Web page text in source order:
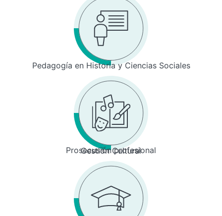
Pedagogía en Historia y Ciencias Sociales
Prosecusión profesional
Gestión Cultural